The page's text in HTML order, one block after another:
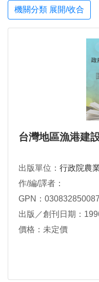
機關分類 展開/收合
台灣地區漁港建
出版單位： 行政院農
作/編/譯者：
GPN：030832850087
出版／創刊日期：
價格：未定價